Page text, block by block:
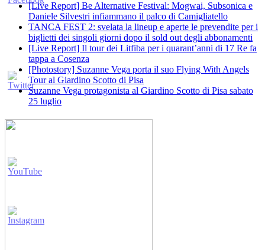
[Live Report] Be Alternative Festival: Mogwai, Subsonica e
Daniele Silvestri infiammano il palco di Camigliatello
TANCA FEST 2: svelata la lineup e aperte le prevendite per i
biglietti dei singoli giorni dopo il sold out degli abbonamenti
[Live Report] Il tour dei Litfiba per i quarant’anni di 17 Re fa
tappa a Cosenza
[Photostory] Suzanne Vega porta il suo Flying With Angels
Tour al Giardino Scotto di Pisa
Suzanne Vega protagonista al Giardino Scotto di Pisa sabato
25 luglio